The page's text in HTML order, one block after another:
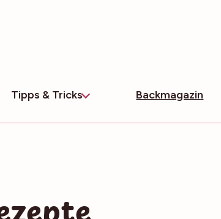
Tipps & Tricks Backmagazin